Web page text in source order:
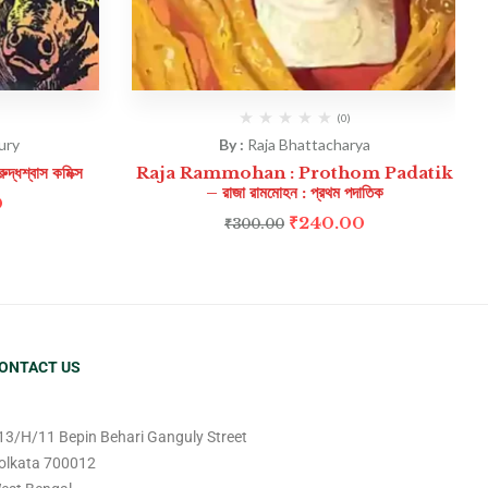
কমিক্স
(0)
By : Raja Bhattacharya
Raja Rammohan : Prothom Padatik
– রাজা রামমোহন : প্রথম পদাতিক
₹300.00 ₹240.00
US
H/11 Bepin Behari Ganguly Street
700012